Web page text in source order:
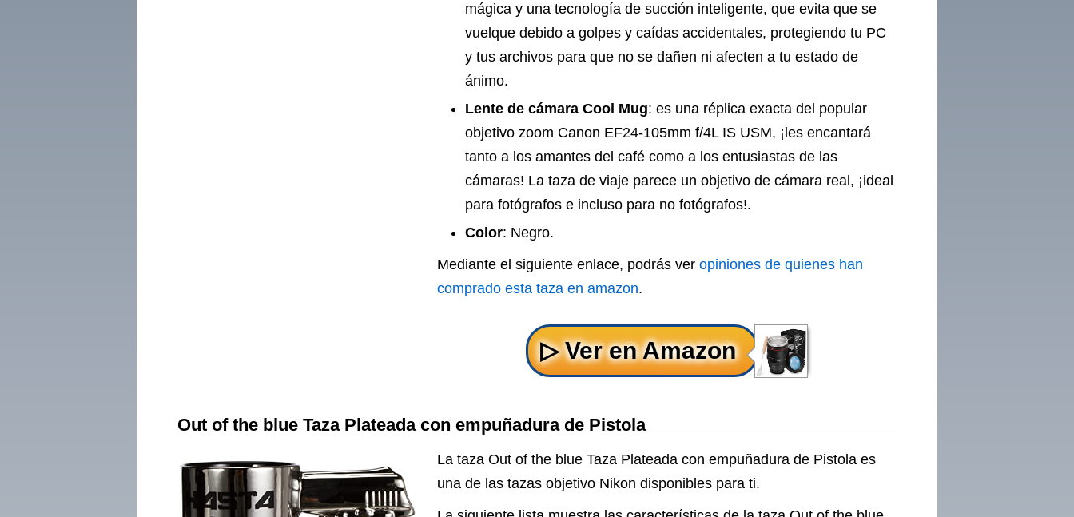
mágica y una tecnología de succión inteligente, que evita que se
vuelque debido a golpes y caídas accidentales, protegiendo tu PC
y tus archivos para que no se dañen ni afecten a tu estado de
ánimo.
Lente de cámara Cool Mug: es una réplica exacta del popular
objetivo zoom Canon EF24-105mm f/4L IS USM, ¡les encantará
tanto a los amantes del café como a los entusiastas de las
cámaras! La taza de viaje parece un objetivo de cámara real, ¡ideal
para fotógrafos e incluso para no fotógrafos!.
Color: Negro.
Mediante el siguiente enlace, podrás ver opiniones de quienes han
comprado esta taza en amazon.
Out of the blue Taza Plateada con empuñadura de Pistola
La taza Out of the blue Taza Plateada con empuñadura de Pistola es
una de las tazas objetivo Nikon disponibles para ti.